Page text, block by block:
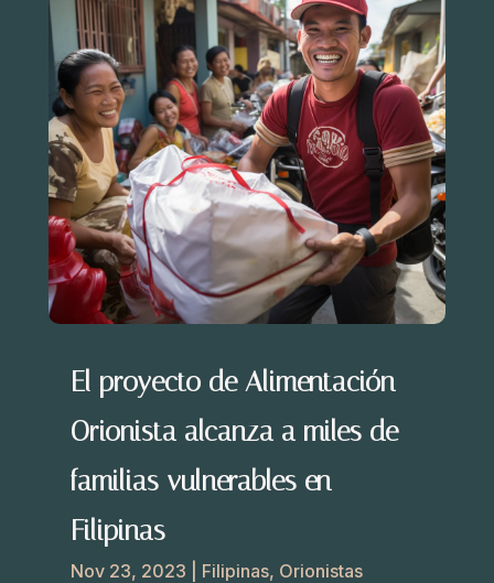
El proyecto de Alimentación
Orionista alcanza a miles de
familias vulnerables en
Filipinas
Nov 23, 2023 Filipinas, Orionistas